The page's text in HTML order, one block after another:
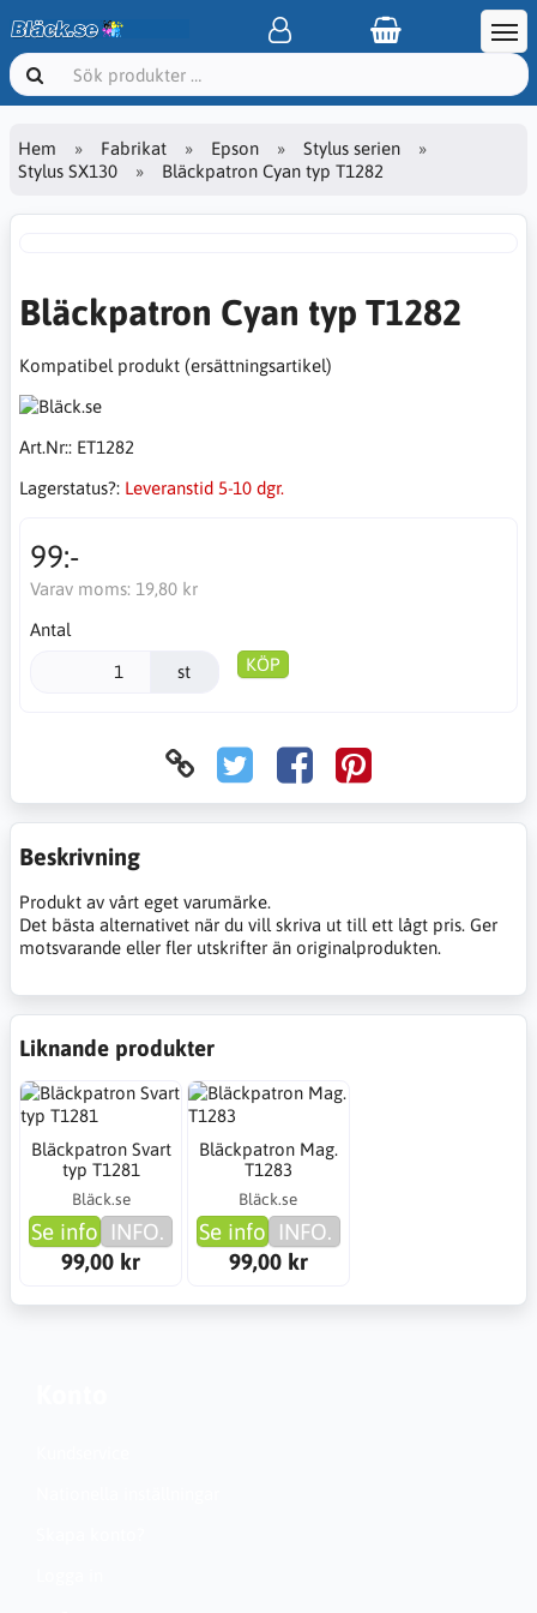
Hem Fabrikat Epson
Stylus serien
Stylus SX130
Bläckpatron Cyan typ T1282
Bläckpatron Cyan typ T1282
Kompatibel produkt (ersättningsartikel)
Art.Nr:: ET1282
Lagerstatus?: Leveranstid 5-10 dgr.
99:-
Varav moms: 19,80 kr
Antal
st KÖP
Beskrivning
Produkt av vårt eget varumärke.
Det bästa alternativet när du vill skriva ut till ett lågt pris. Ger
motsvarande eller fler utskrifter än originalprodukten.
Liknande produkter
Bläckpatron Svart
typ T1281
Bläck.se
Se info INFO.
99,00 kr
Bläckpatron Mag.
T1283
Bläck.se
Se info INFO.
99,00 kr